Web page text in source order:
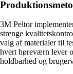
3M Peltor
strenge
valg af materialer til
hvert høreværn lever
holdbarhed og